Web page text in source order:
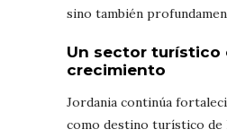
sino también
Un sector turístico
crecimiento
Jordania continúa
como destino turístico de